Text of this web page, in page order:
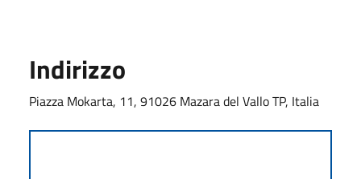
Indirizzo
Piazza Mokarta, 11, 91026 Mazara del Vallo TP, Italia